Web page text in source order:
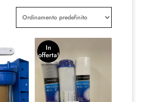
In
offerta!